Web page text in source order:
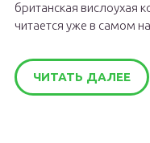
британская вислоухая
читается уже в самом
ЧИТАТЬ ДАЛЕЕ